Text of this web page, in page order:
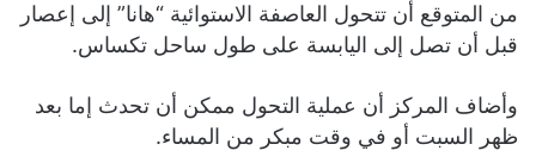
من المتوقع أن تتحول العاصفة الاستوائية “هانا” إلى إعصار
قبل أن تصل إلى اليابسة على طول ساحل تكساس.
وأضاف المركز أن عملية التحول ممكن أن تحدث إما بعد
ظهر السبت أو في وقت مبكر من المساء.